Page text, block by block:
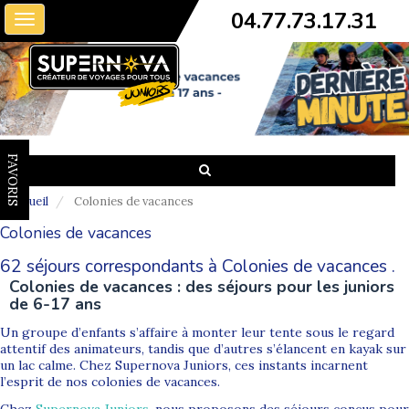
Toggle
navigation
04.77.73.17.31
FAVORIS
Accueil Colonies de vacances
Colonies de vacances
62 séjours correspondants à Colonies de vacances .
Colonies de vacances : des séjours pour les juniors
de 6-17 ans
Un groupe d’enfants s’affaire à monter leur tente sous le regard
attentif des animateurs, tandis que d’autres s’élancent en kayak sur
un lac calme. Chez Supernova Juniors, ces instants incarnent
l’esprit de nos colonies de vacances.